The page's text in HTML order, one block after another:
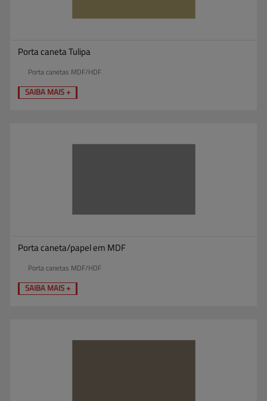
Porta caneta Tulipa
Porta canetas MDF/HDF
SAIBA MAIS +
Porta caneta/papel em MDF
Porta canetas MDF/HDF
SAIBA MAIS +